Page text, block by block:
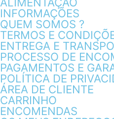
INFORMAÇÕES
QUEM SOMOS ?
TERMOS E
ENTREGA E
PROCESSO DE
PAGAMENTOS E
POLÍTICA DE
ÁREA DE CLIENTE
CARRINHO
ENCOMENDAS